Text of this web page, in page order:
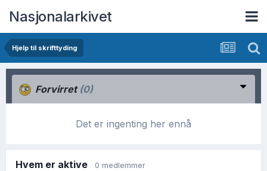
Nasjonalarkivet
Hjelp til skrifttyding
Forvirret (0)
Det er ingenting her ennå
Hvem er aktive 0 medlemmer